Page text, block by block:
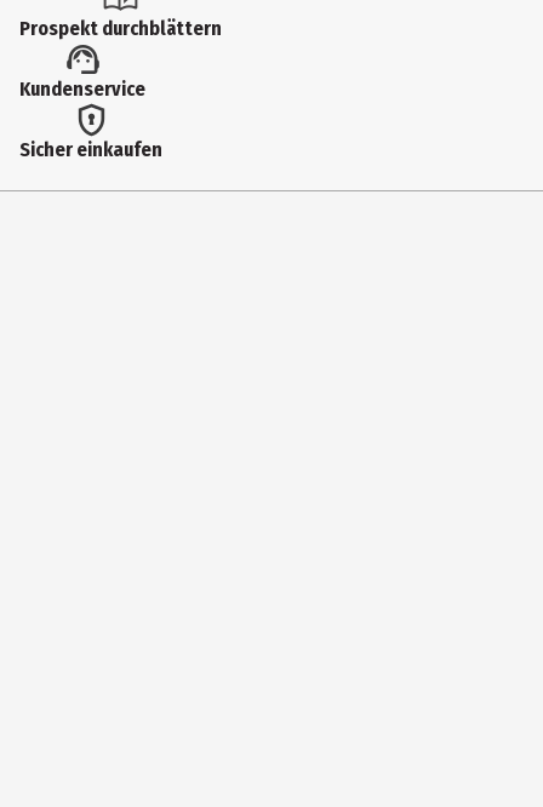
Prospekt durchblättern
Kundenservice
Sicher einkaufen